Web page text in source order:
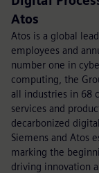
Atos
Atos is a global
employees and
number one in
computing, the
all industries in 68
services and
decarbonized
Siemens and Atos
marking the
driving innovation